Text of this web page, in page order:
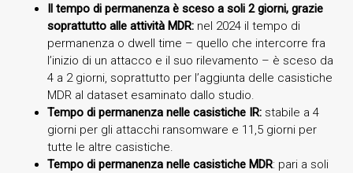
Il tempo di permanenza è sceso a soli 2 giorni, grazie
soprattutto alle attività MDR: nel 2024 il tempo di
permanenza o dwell time – quello che intercorre fra
l’inizio di un attacco e il suo rilevamento – è sceso da
4 a 2 giorni, soprattutto per l’aggiunta delle casistiche
MDR al dataset esaminato dallo studio.
Tempo di permanenza nelle casistiche IR: stabile a 4
giorni per gli attacchi ransomware e 11,5 giorni per
tutte le altre casistiche.
Tempo di permanenza nelle casistiche MDR: pari a soli